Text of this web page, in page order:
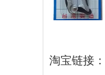
淘宝链接：